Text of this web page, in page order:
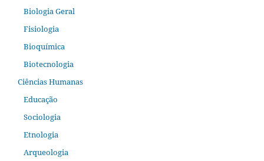
Biologia Geral
Fisiologia
Bioquímica
Biotecnologia
Ciências Humanas
Educação
Sociologia
Etnologia
Arqueologia